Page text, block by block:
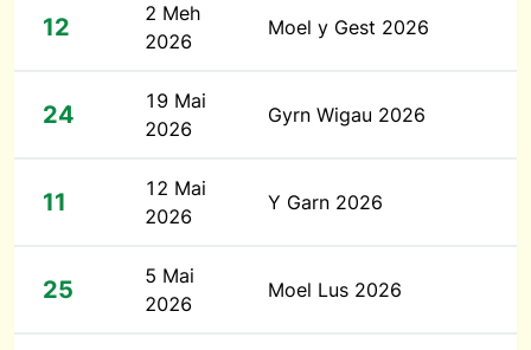
12
2 Meh
2026
Moel y Gest 2026
24
19 Mai
2026
Gyrn Wigau 2026
11
12 Mai
2026
Y Garn 2026
25
5 Mai
2026
Moel Lus 2026